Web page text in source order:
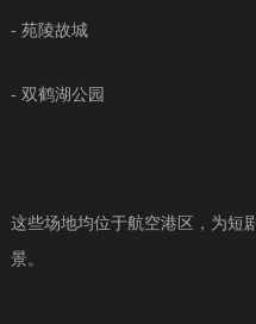
- 苑陵故城
- 双鹤湖公园
这些场地均位于航空港区，为短
景。